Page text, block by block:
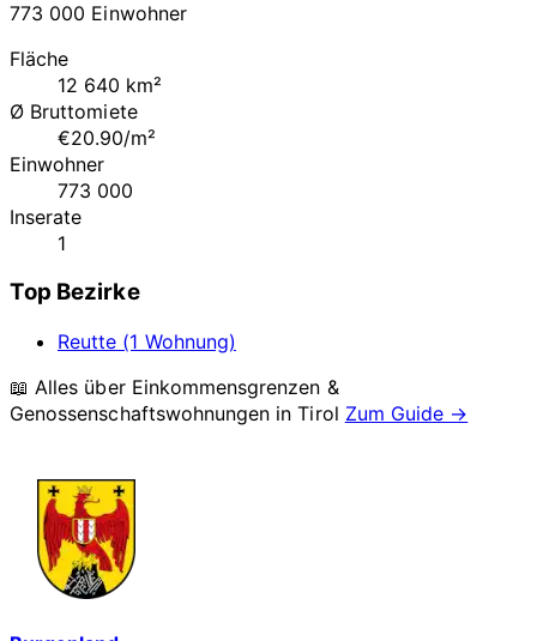
773 000 Einwohner
Fläche
12 640 km²
Ø Bruttomiete
€20.90/m²
Einwohner
773 000
Inserate
1
Top Bezirke
Reutte (1 Wohnung)
📖 Alles über Einkommensgrenzen &
Genossenschaftswohnungen inTirol Zum Guide →